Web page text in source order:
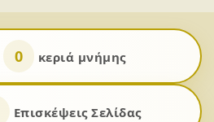
0 κεριά μνήμης
Επισκέψεις Σελίδας